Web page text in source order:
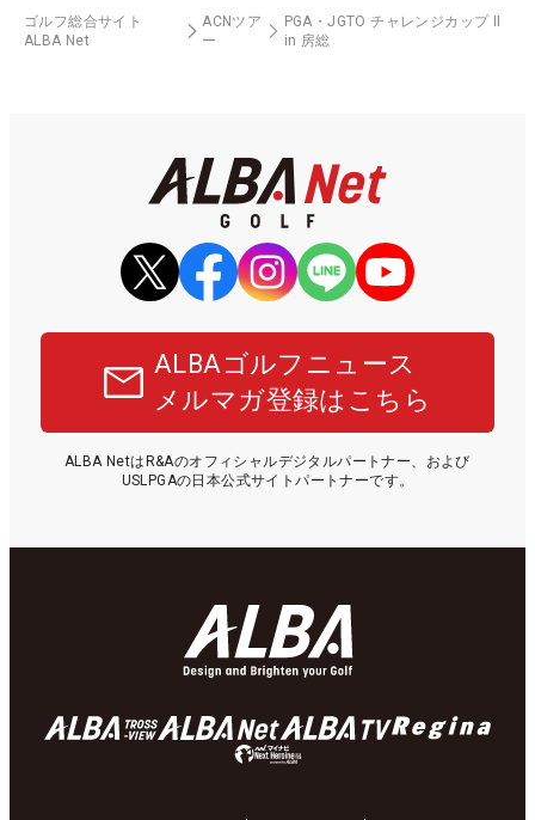
ゴルフ総合サイト
ALBA Net
ACNツア
ー
PGA・JGTO チャレンジカップ II
in 房総
ALBAゴルフニュース
メルマガ登録はこちら
ALBA NetはR&Aのオフィシャルデジタルパートナー、および
USLPGAの日本公式サイトパートナーです。